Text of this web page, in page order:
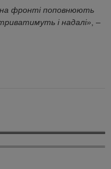
фронті поповнюють
і надалі», –